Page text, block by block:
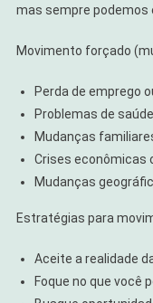
mas sempre podemos
Movimento forçado
Perda de emprego
Problemas de saúde
Mudanças
Crises econômicas
Mudanças
Estratégias para
Aceite a realidade
Foque no que você